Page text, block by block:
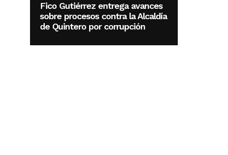
Fico Gutiérrez entrega avances
sobre procesos contra la Alcaldía
de Quintero por corrupción